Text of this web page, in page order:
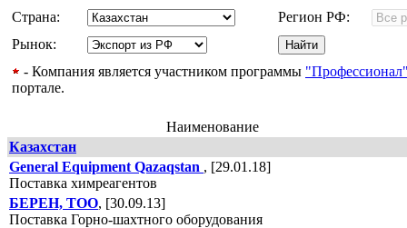
Страна:
Регион РФ:
Рынок:
- Компания является участником программы
портале.
Наименование
Казахстан
General Equipment Qazaqstan , [29.01.18]
Поставка химреагентов
БЕРЕН, ТОО, [30.09.13]
Поставка Горно-шахтного оборудования